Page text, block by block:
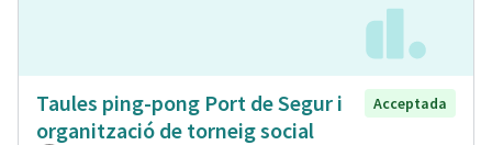
Taules ping-pong Port de Segur i
organització de torneig social
Acceptada